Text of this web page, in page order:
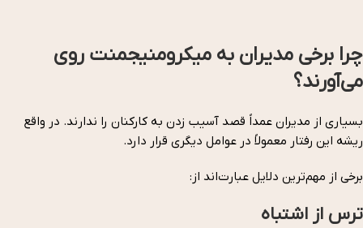
چرا برخی مدیران به میکرومنیجمنت روی
می‌آورند؟
بسیاری از مدیران عمداً قصد آسیب زدن به کارکنان را ندارند. در واقع
ریشه این رفتار معمولاً در عوامل دیگری قرار دارد.
برخی از مهم‌ترین دلایل عبارت‌اند از:
ترس از اشتباه